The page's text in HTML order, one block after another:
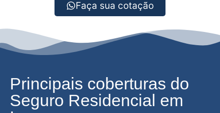
Faça sua cotação
Principais coberturas do
Seguro Residencial em